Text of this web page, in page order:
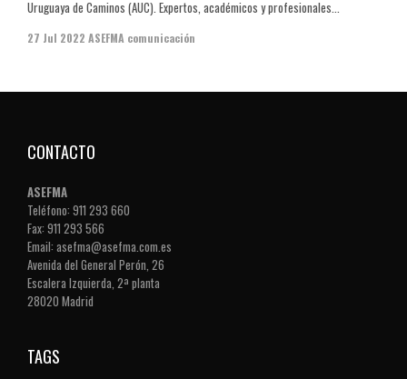
Uruguaya de Caminos (AUC). Expertos, académicos y profesionales...
27 Jul 2022 ASEFMA comunicación
CONTACTO
ASEFMA
Teléfono: 911 293 660
Fax: 911 293 566
Email: asefma@asefma.com.es
Avenida del General Perón, 26
Escalera Izquierda, 2ª planta
28020 Madrid
TAGS